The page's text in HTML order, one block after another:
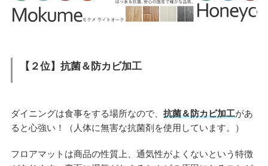
【２位】抗菌＆防カビ加工
ダイニングは食事をする場所なので、 抗菌＆防カビ加工があ
ると心強い！（人体に無害な抗菌剤を使用しています。）
フロアマットは商品の性質上、通気性がよくないという特徴